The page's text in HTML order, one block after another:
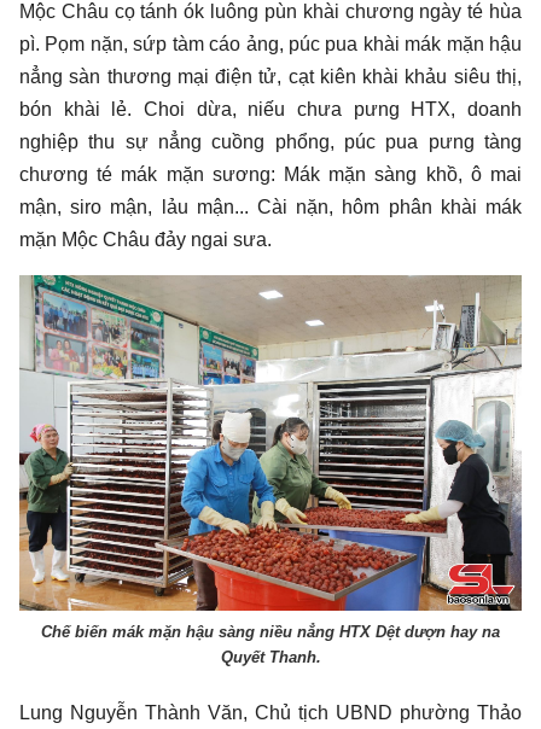
Mộc Châu cọ tánh ók luông pùn khài chương ngày té hùa
pì. Pọm nặn, sứp tàm cáo ảng, púc pua khài mák mặn hậu
nẳng sàn thương mại điện tử, cạt kiên khài khảu siêu thị,
bón khài lẻ. Choi dừa, niếu chưa pưng HTX, doanh
nghiệp thu sự nẳng cuồng phổng, púc pua pưng tàng
chương té mák mặn sương: Mák mặn sàng khồ, ô mai
mận, siro mận, lảu mận... Cài nặn, hôm phân khài mák
mặn Mộc Châu đảy ngai sưa.
Chế biến mák mặn hậu sàng niều nẳng HTX Dệt dượn hay na
Quyết Thanh.
Lung Nguyễn Thành Văn, Chủ tịch UBND phường Thảo